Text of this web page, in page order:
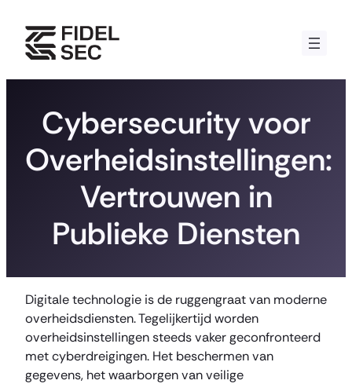
naar
Cybersecurity voor
Overheidsinstellingen:
Vertrouwen in
Publieke Diensten
Digitale technologie is de ruggengraat van moderne
overheidsdiensten. Tegelijkertijd worden
overheidsinstellingen steeds vaker geconfronteerd
met cyberdreigingen. Het beschermen van
gegevens, het waarborgen van veilige